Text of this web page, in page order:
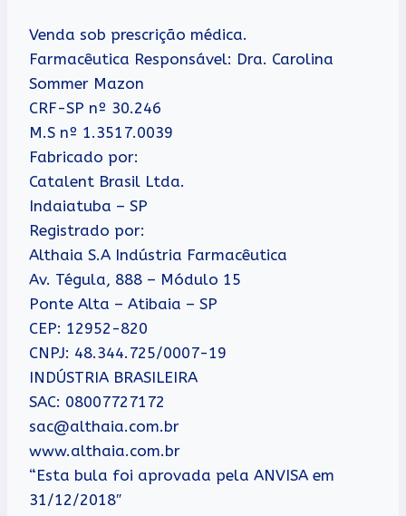
Venda sob prescrição médica.
Farmacêutica Responsável: Dra. Carolina
Sommer Mazon
CRF-SP nº 30.246
M.S nº 1.3517.0039
Fabricado por:
Catalent Brasil Ltda.
Indaiatuba – SP
Registrado por:
Althaia S.A Indústria Farmacêutica
Av. Tégula, 888 – Módulo 15
Ponte Alta – Atibaia – SP
CEP: 12952-820
CNPJ: 48.344.725/0007-19
INDÚSTRIA BRASILEIRA
SAC: 08007727172
sac@althaia.com.br
www.althaia.com.br
“Esta bula foi aprovada pela ANVISA em
31/12/2018″